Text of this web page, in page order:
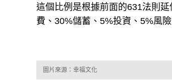
這個比例是根據前面的631法則
費、30%儲蓄、5%投資、5%風
圖片來源：幸福文化